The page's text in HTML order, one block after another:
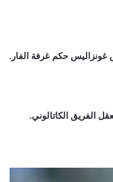
غونزاليس حكم غرفة الفار.